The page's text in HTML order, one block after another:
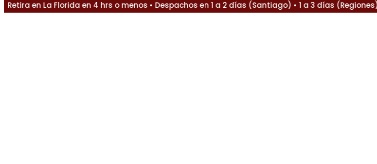
en La Florida en 4 hrs o menos • Despachos en 1 a 2 días (Santiago) • 1 a 3 días (Regiones) |